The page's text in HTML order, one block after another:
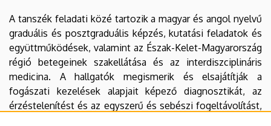
A tanszék feladati közé tartozik a magyar és angol nyelvű
graduális és posztgraduális képzés, kutatási feladatok és
együttműködések, valamint az Észak-Kelet-Magyarország
régió betegeinek szakellátása és az interdiszciplináris
medicina. A hallgatók megismerik és elsajátítják a
fogászati kezelések alapjait képező diagnosztikát, az
érzéstelenítést és az egyszerű és sebészi fogeltávolítást,